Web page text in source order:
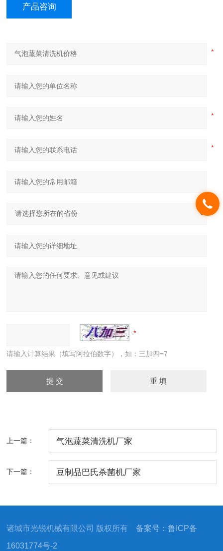
产品咨询
请输入计算结果（填写阿拉伯数字），如：三加四=7
上一篇： 气泡蔬菜清洗机厂家
下一篇： 豆制品巴氏杀菌机厂家
诸城市光锐机械有限公司 版权所有备案号：鲁ICP备
16031774号-2